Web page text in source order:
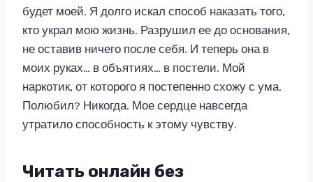
будет моей. Я долго искал способ наказать того,
кто украл мою жизнь. Разрушил ее до основания,
не оставив ничего после себя. И теперь она в
моих руках… в объятиях… в постели. Мой
наркотик, от которого я постепенно схожу с ума.
Полюбил? Никогда. Мое сердце навсегда
утратило способность к этому чувству.
Читать онлайн без